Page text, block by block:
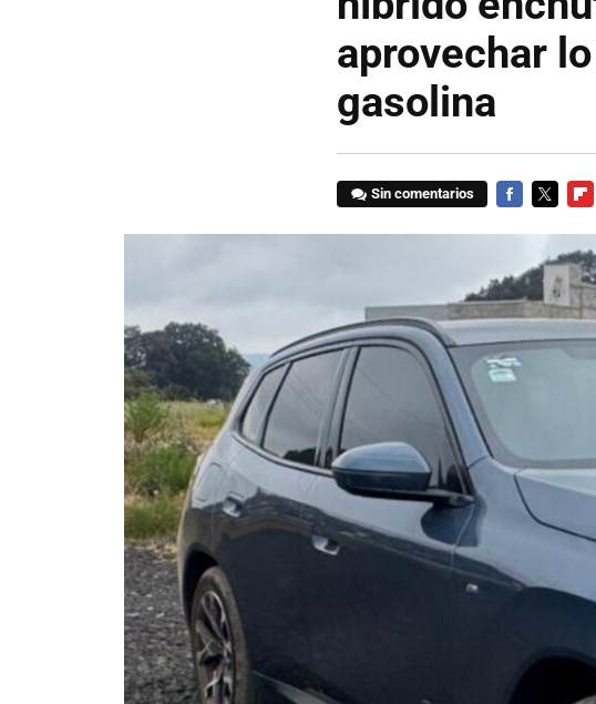
aprovechar
gasolina
Sin comentarios